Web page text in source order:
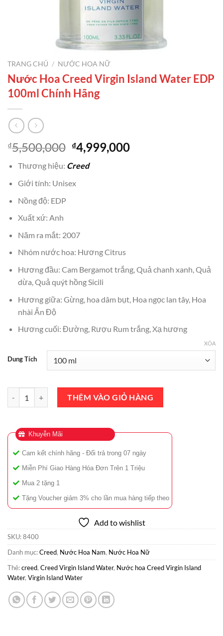
TRANG CHỦ / NƯỚC HOA NỮ
Nước Hoa Creed Virgin Island Water EDP
100ml Chính Hãng
₫5,500,000 Giá
gốc
là:
₫5,500,000.
₫4,999,000Giá
Thương hiệu: Creed
Giới tính: Unisex
Nồng độ: EDP
Xuất xứ: Anh
Năm ra mắt: 2007
Nhóm nước hoa: Hương Citrus
Hương đầu: Cam Bergamot trắng, Quả chanh xanh, Quả
dừa, Quả quýt hồng Sicili
Hương giữa: Gừng, hoa dâm bụt, Hoa ngọc lan tây, Hoa
nhài Ấn Độ
Hương cuối: Đường, Rượu Rum trắng, Xạ hương
Dung Tích
XÓA
Nước Hoa Creed Virgin Island Water EDP 100ml Chính Hãng số
THÊM VÀO GIỎ HÀNG
Khuyễn Mãi
Cam kết chính hãng - Đổi trả trong 07 ngày
Miễn Phí Giao Hàng Hóa Đơn Trên 1 Triệu
Mua 2 tặng 1
Tặng Voucher giảm 3% cho lần mua hàng tiếp theo
Add to wishlist
SKU:8400
Danh mục:Creed, Nước Hoa Nam, Nước Hoa Nữ
Thẻ:creed, Creed Virgin Island Water, Nước hoa Creed Virgin Island
Water, Virgin Island Water